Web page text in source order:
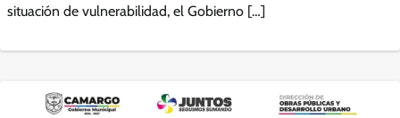
situación de vulnerabilidad, el Gobierno […]